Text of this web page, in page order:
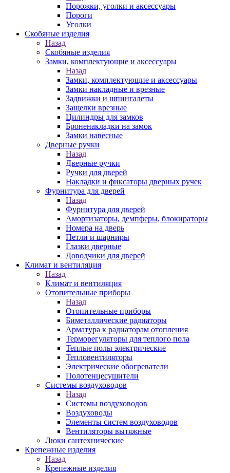
Порожки, уголки и аксессуары
Пороги
Уголки
Скобяные изделия
Назад
Скобяные изделия
Замки, комплектующие и аксессуары
Назад
Замки, комплектующие и аксессуары
Замки накладные и врезные
Задвижки и шпингалеты
Защелки врезные
Цилиндры для замков
Броненакладки на замок
Замки навесные
Дверные ручки
Назад
Дверные ручки
Ручки для дверей
Накладки и фиксаторы дверных ручек
Фурнитура для дверей
Назад
Фурнитура для дверей
Амортизаторы, демпферы, блокираторы
Номера на дверь
Петли и шарниры
Глазки дверные
Доводчики для дверей
Климат и вентиляция
Назад
Климат и вентиляция
Отопительные приборы
Назад
Отопительные приборы
Биметаллические радиаторы
Арматура к радиаторам отопления
Терморегуляторы для теплого пола
Теплые полы электрические
Тепловентиляторы
Электрические обогреватели
Полотенцесушители
Системы воздуховодов
Назад
Системы воздуховодов
Воздуховоды
Элементы систем воздуховодов
Вентиляторы вытяжные
Люки сантехнические
Крепежные изделия
Назад
Крепежные изделия